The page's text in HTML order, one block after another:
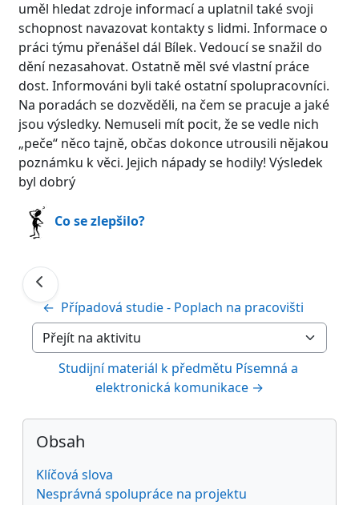
uměl hledat zdroje informací a uplatnil také svoji
schopnost navazovat kontakty s lidmi. Informace o
práci týmu přenášel dál Bílek. Vedoucí se snažil do
dění nezasahovat. Ostatně měl své vlastní práce
dost. Informováni byli také ostatní spolupracovníci.
Na poradách se dozvěděli, na čem se pracuje a jaké
jsou výsledky. Nemuseli mít pocit, že se vedle nich
„peče“ něco tajně, občas dokonce utrousili nějakou
poznámku k věci. Jejich nápady se hodily! Výsledek
byl dobrý
Co se zlepšilo?
Přejít na aktivitu
Studijní materiál k předmětu Písemná a
elektronická komunikace →
Bloky
Přeskočit: Obsah
Obsah
Klíčová slova
Nesprávná spolupráce na projektu